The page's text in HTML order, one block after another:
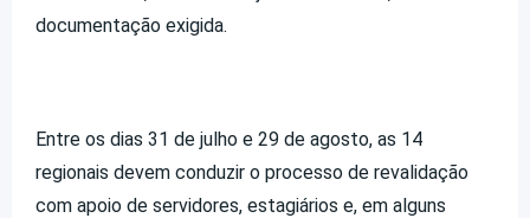
documentação exigida.
Entre os dias 31 de julho e 29 de agosto, as 14
regionais devem conduzir o processo de revalidação
com apoio de servidores, estagiários e, em alguns